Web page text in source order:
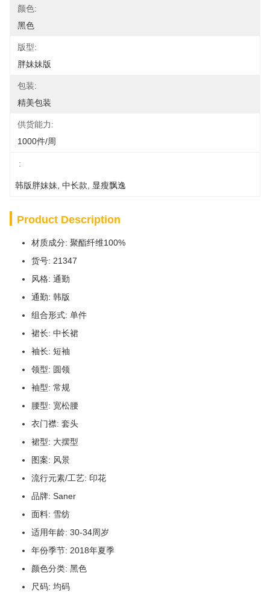
颜色:
黑色
版型:
胖妹妹版
包装:
精美包装
供货能力:
1000件/周
:
韩版胖妹妹 中长款 显瘦飘逸
Product Description
材质成分: 聚酯纤维100%
货号: 21347
风格: 通勤
通勤: 韩版
组合形式: 单件
裙长: 中长裙
袖长: 短袖
领型: 圆领
袖型: 常规
腰型: 宽松腰
衣门襟: 套头
裙型: 大摆型
图案: 风景
流行元素/工艺: 印花
品牌: Saner
面料: 雪纺
适用年龄: 30-34周岁
年份季节: 2018年夏季
颜色分类: 黑色
尺码: 均码